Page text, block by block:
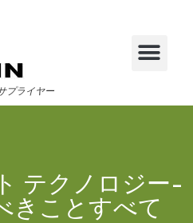
プライヤー
テクノロジー-
きことすべて